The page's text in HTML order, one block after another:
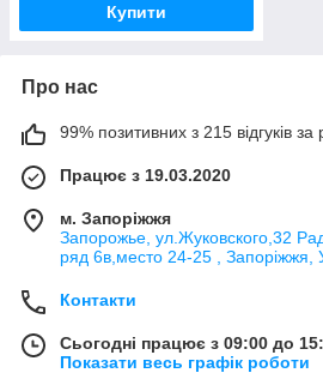
Купити
Про нас
99% позитивних з 215 відгуків за
Працює з 19.03.2020
м. Запоріжжя
Запорожье, ул.Жуковского,32
ряд 6в,место 24-25 , Запоріжжя,
Контакти
Сьогодні працює з 09:00 до
Показати весь графік роботи